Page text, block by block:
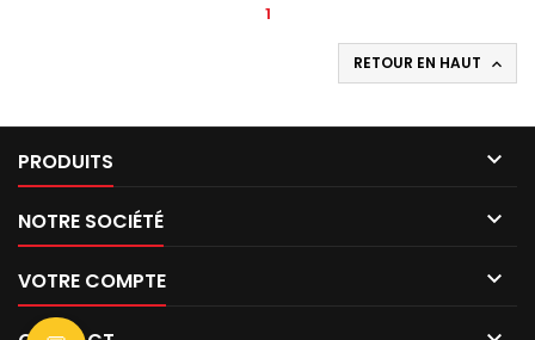
1
RETOUR EN HAUT 
PRODUITS 
NOTRE SOCIÉTÉ 
VOTRE COMPTE 